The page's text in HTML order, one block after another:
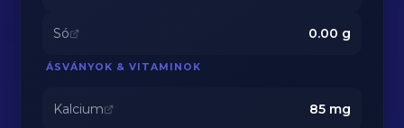
Só 0.00 g
ÁSVÁNYOK & VITAMINOK
Kalcium 85mg